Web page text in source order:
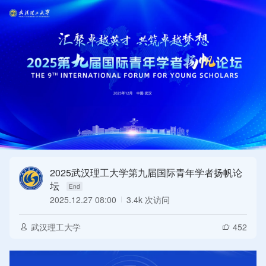
2025武汉理工大学第九届国际青年学者扬帆论
坛
2025.12.27 08:00 3.4k 次访问
武汉理工大学 452